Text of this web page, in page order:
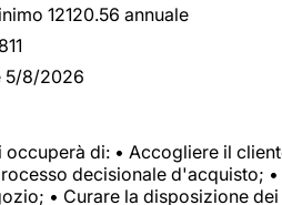
12120.56 annuale
5/8/2026
occuperà di: • Accogliere il
decisionale d'acquisto; •
• Curare la disposizione dei